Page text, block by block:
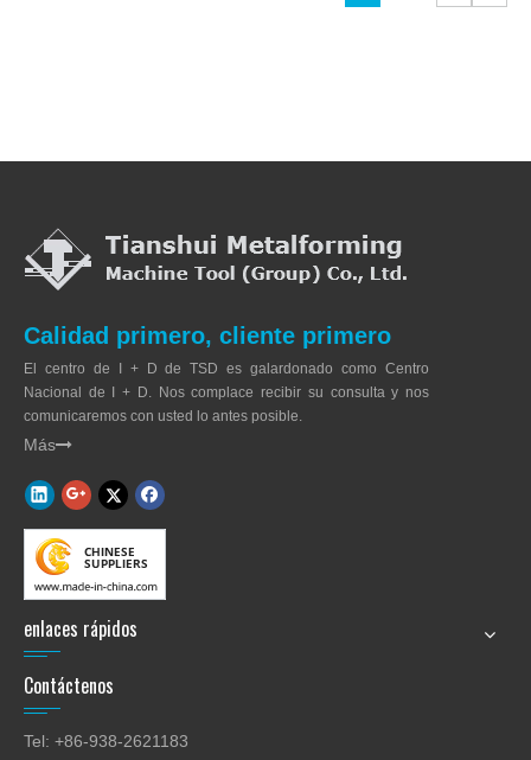
Calidad primero, cliente primero
El centro de I + D de TSD es galardonado como Centro
Nacional de I + D. Nos complace recibir su consulta y nos
comunicaremos con usted lo antes posible.
Más
enlaces rápidos
Contáctenos
Tel: +86-938-2621183